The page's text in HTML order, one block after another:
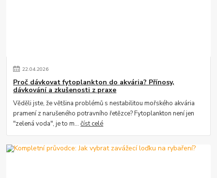
22.04.2026
Proč dávkovat fytoplankton do akvária? Přínosy,
dávkování a zkušenosti z praxe
Věděli jste, že většina problémů s nestabilitou mořského akvária
pramení z narušeného potravního řetězce? Fytoplankton není jen
"zelená voda", je to m...číst celé